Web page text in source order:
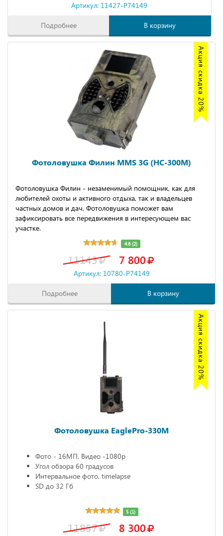
Артикул: 11427-P74149
Подробнее В корзину
Акция скидка 20%
Фотоловушка Филин MMS 3G (HC-300M)
Фотоловушка Филин - незаменимый помощник, как для
любителей охоты и активного отдыха, так и владельцев
частных домов и дач. Фотоловушка поможет вам
зафиксировать все передвижения в интересующем вас
участке.
4.6 (2)
11143 7 800
Артикул: 10780-P74149
Подробнее В корзину
Акция скидка 20%
Фотоловушка EaglePro-330M
Фото - 16МП, Видео -1080р
Угол обзора 60 градусов
Интервальное фото, timelapse
SD до 32 Гб
5 (1)
11857 8 300